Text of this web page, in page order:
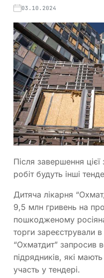
03.10.2024
Після завершення цієї
робіт будуть інші
Дитяча лікарня
9,5 млн гривень на
пошкодженому
торги зареєстрували
“Охматдит” запросив
підрядників, які
участь у тендері.